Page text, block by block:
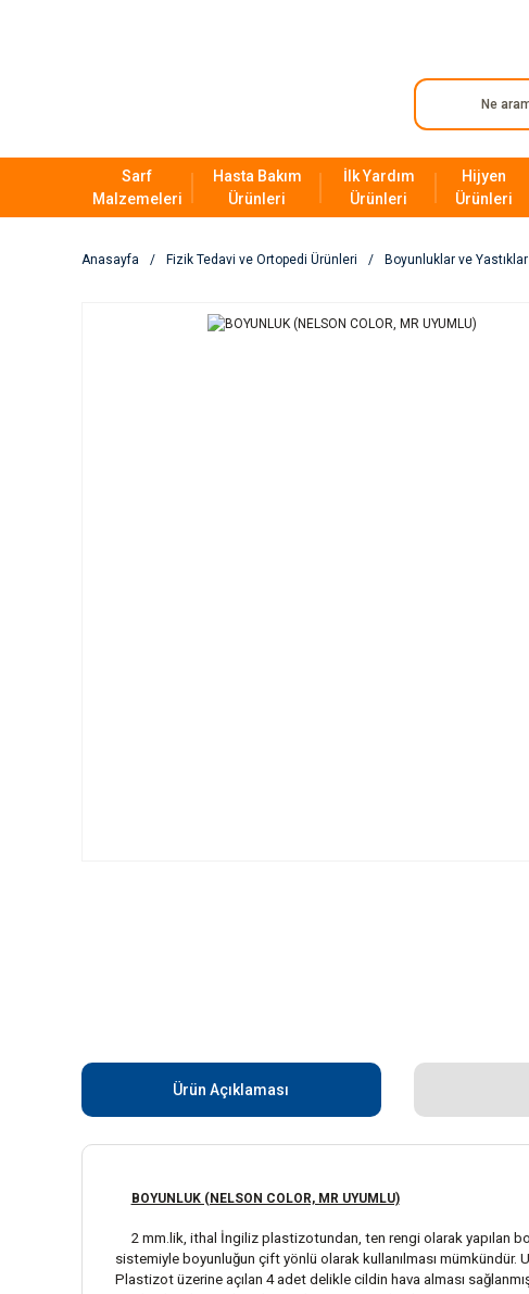
Sarf
Malzemeleri
Hasta Bakım
Ürünleri
İlk Yardım
Ürünleri
Hijyen
Ürünleri
Anasayfa Fizik Tedavi ve Ortopedi Ürünleri Boyunluklar ve Yastıklar
Ürün Açıklaması
BOYUNLUK (NELSON COLOR, MR UYUMLU)
2 mm.lik, ithal İngiliz plastizotundan, ten rengi olarak yapılan
sistemiyle boyunluğun çift yönlü olarak kullanılması mümkündür.
Plastizot üzerine açılan 4 adet delikle cildin hava alması